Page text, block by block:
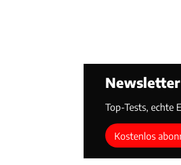
Newsletter
Top-Tests, echte
Kostenlos